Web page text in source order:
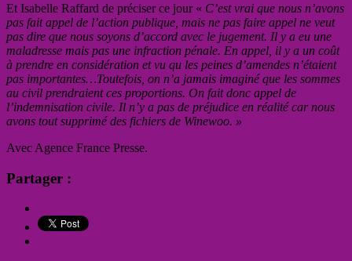
Et Isabelle Raffard de préciser ce jour « C’est vrai que nous n’avons
pas fait appel de l’action publique, mais ne pas faire appel ne veut
pas dire que nous soyons d’accord avec le jugement. Il y a eu une
maladresse mais pas une infraction pénale. En appel, il y a un coût
à prendre en considération et vu qu les peines d’amendes n’étaient
pas importantes…Toutefois, on n’a jamais imaginé que les sommes
au civil prendraient ces proportions. On fait donc appel de
l’indemnisation civile. Il n’y a pas de préjudice en réalité car nous
avons tout supprimé des fichiers de Winewoo. »
Avec Agence France Presse.
Partager :